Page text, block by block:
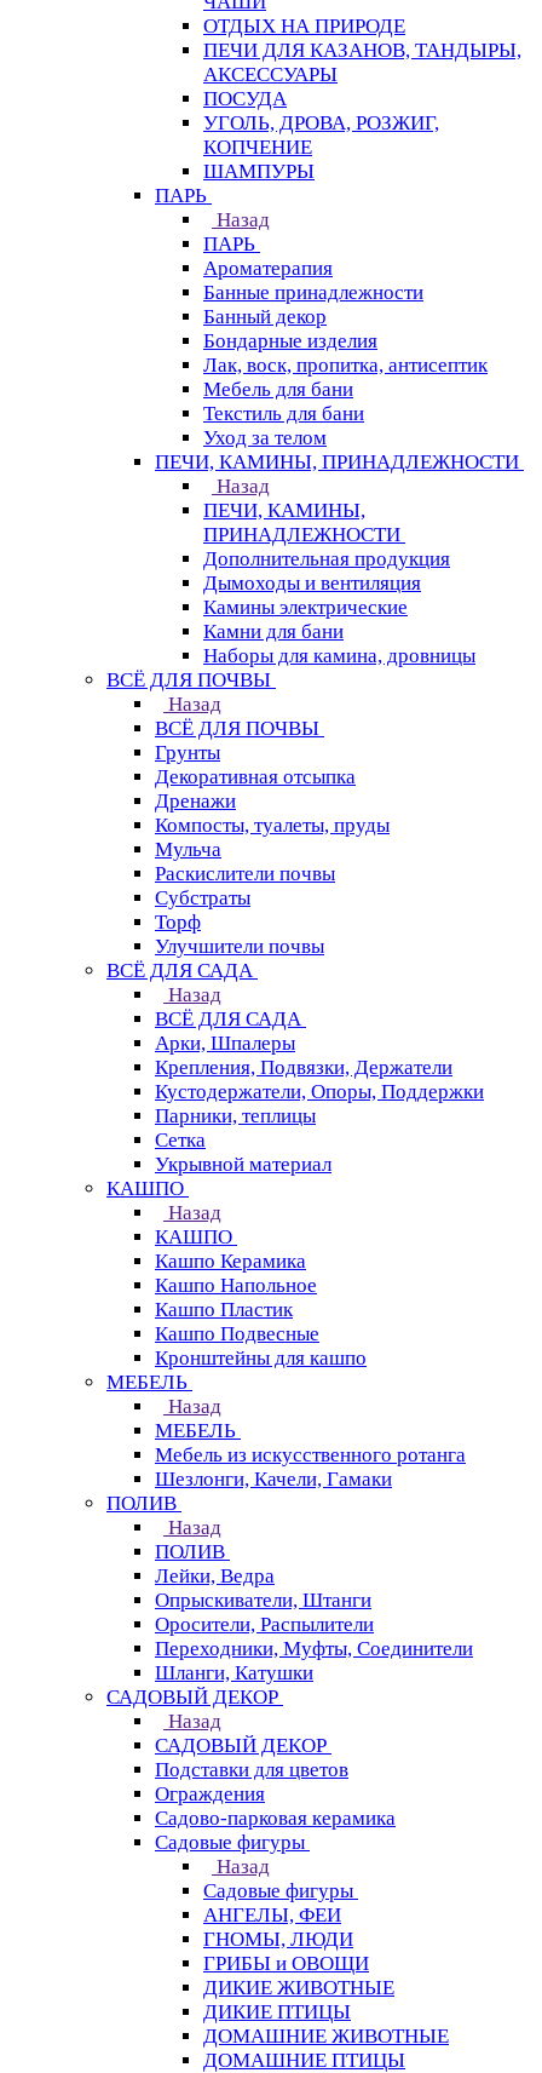
ОТДЫХ НА ПРИРОДЕ
ПЕЧИ ДЛЯ КАЗАНОВ, ТАНДЫРЫ,
АКСЕССУАРЫ
ПОСУДА
УГОЛЬ, ДРОВА, РОЗЖИГ,
КОПЧЕНИЕ
ШАМПУРЫ
ПАРЬ
Назад
ПАРЬ
Ароматерапия
Банные принадлежности
Банный декор
Бондарные изделия
Лак, воск, пропитка, антисептик
Мебель для бани
Текстиль для бани
Уход за телом
ПЕЧИ, КАМИНЫ, ПРИНАДЛЕЖНОСТИ
Назад
ПЕЧИ, КАМИНЫ,
ПРИНАДЛЕЖНОСТИ
Дополнительная продукция
Дымоходы и вентиляция
Камины электрические
Камни для бани
Наборы для камина, дровницы
ВСЁ ДЛЯ ПОЧВЫ
Назад
ВСЁ ДЛЯ ПОЧВЫ
Грунты
Декоративная отсыпка
Дренажи
Компосты, туалеты, пруды
Мульча
Раскислители почвы
Субстраты
Торф
Улучшители почвы
ВСЁ ДЛЯ САДА
Назад
ВСЁ ДЛЯ САДА
Арки, Шпалеры
Крепления, Подвязки, Держатели
Кустодержатели, Опоры, Поддержки
Парники, теплицы
Сетка
Укрывной материал
КАШПО
Назад
КАШПО
Кашпо Керамика
Кашпо Напольное
Кашпо Пластик
Кашпо Подвесные
Кронштейны для кашпо
МЕБЕЛЬ
Назад
МЕБЕЛЬ
Мебель из искусственного ротанга
Шезлонги, Качели, Гамаки
ПОЛИВ
Назад
ПОЛИВ
Лейки, Ведра
Опрыскиватели, Штанги
Оросители, Распылители
Переходники, Муфты, Соединители
Шланги, Катушки
САДОВЫЙ ДЕКОР
Назад
САДОВЫЙ ДЕКОР
Подставки для цветов
Ограждения
Садово-парковая керамика
Садовые фигуры
Назад
Садовые фигуры
АНГЕЛЫ, ФЕИ
ГНОМЫ, ЛЮДИ
ГРИБЫ и ОВОЩИ
ДИКИЕ ЖИВОТНЫЕ
ДИКИЕ ПТИЦЫ
ДОМАШНИЕ ЖИВОТНЫЕ
ДОМАШНИЕ ПТИЦЫ